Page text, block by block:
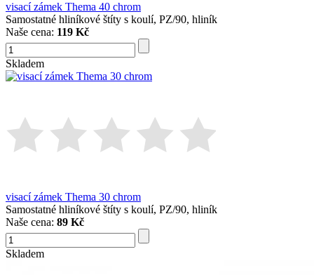
visací zámek Thema 40 chrom
Samostatné hliníkové štíty s koulí, PZ/90, hliník
Naše cena: 119 Kč
Skladem
visací zámek Thema 30 chrom
Samostatné hliníkové štíty s koulí, PZ/90, hliník
Naše cena: 89 Kč
Skladem